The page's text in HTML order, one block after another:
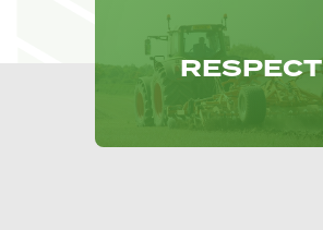
RESPECT